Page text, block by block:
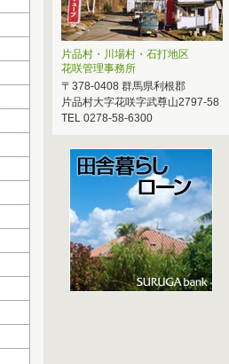
片品村・川場村・石打地区
花咲管理事務所
〒378-0408 群馬県利根郡
片品村大字花咲字武尊山2797-58
TEL 0278-58-6300